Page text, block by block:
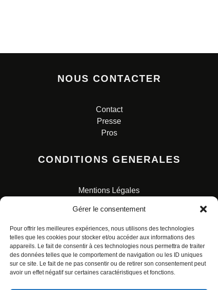
Gérer le consentement
Pour offrir les meilleures expériences, nous utilisons des technologies
telles que les cookies pour stocker et/ou accéder aux informations des
appareils. Le fait de consentir à ces technologies nous permettra de traiter
des données telles que le comportement de navigation ou les ID uniques
sur ce site. Le fait de ne pas consentir ou de retirer son consentement peut
avoir un effet négatif sur certaines caractéristiques et fonctions.
NOUS CONTACTER
Contact
Presse
Pros
CONDITIONS GENERALES
Mentions Légales
Charte pour la protection des données personnelles
© ALL RIGHTS RESERVED. URBAN COMICS POUR LES